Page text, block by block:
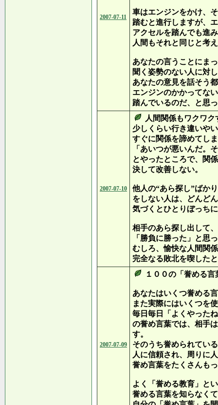
2007-07-11
車はエンジンをかけ、
踏むと進行しますが、
アクセルを踏んでも進
人間もそれと同じと考
あなたの言うことにま
聞く姿勢のない人に対
あなたの意見を話そう
エンジンのかかってな
踏んでいるのだ、と思
2007-07-10
人間関係もワクワ
少しくらい行き違いや
すぐに関係を諦めてし
「あいつが悪いんだ。
とやったところで、関
決して改善しない。
他人の“あら探し”ばか
をしない人は、どんど
気づくとひとりぼっち
相手のあら探し出して、
「勝負に勝った」と思
むしろ、愉快な人間関
完全なる敗北を喫した
2007-07-09
１００の「誉める
あなたはいくつ誉める
また実際にはいくつを
毎日毎日「よくやった
の誉め言葉では、相手
す。
そのうち誉められてい
人に信頼され、周りに
誉め言葉をたくさんも
よく「誉める教育」と
誉める言葉を知らなく